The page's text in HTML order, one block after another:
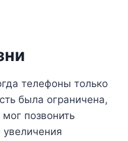
телефоны только
была ограничена,
позвонить